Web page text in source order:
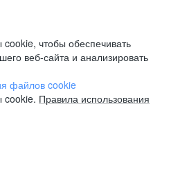
чтобы обеспечивать
веб-сайта и анализировать
файлов cookie
Правила использования